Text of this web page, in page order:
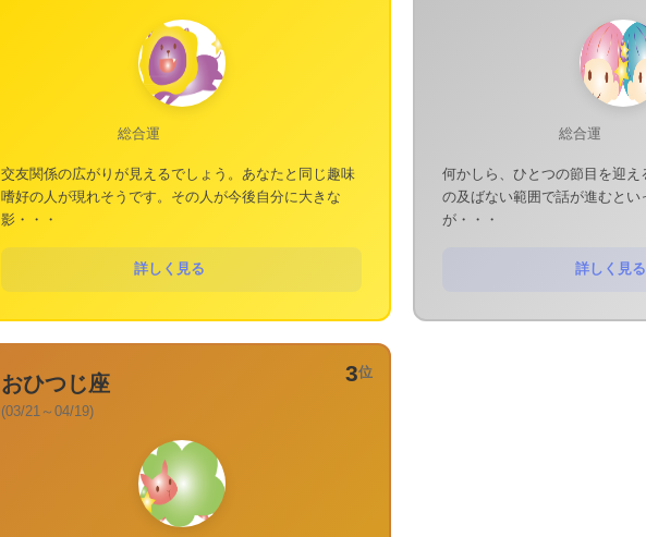
総合運
交友関係の広がりが見えるでしょう。あなたと同じ趣味
嗜好の人が現れそうです。その人が今後自分に大きな
影・・・
詳しく見る
総合運
何かしら、ひとつの節目を迎
の及ばない範囲で話が進むと
が・・・
詳しく見る
3位
おひつじ座
(03/21～04/19)